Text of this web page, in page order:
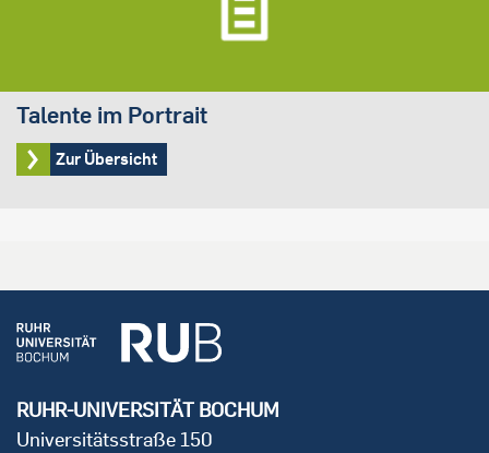
Talente im Portrait
Zur Übersicht
RUHR-UNIVERSITÄT BOCHUM
Universitätsstraße 150